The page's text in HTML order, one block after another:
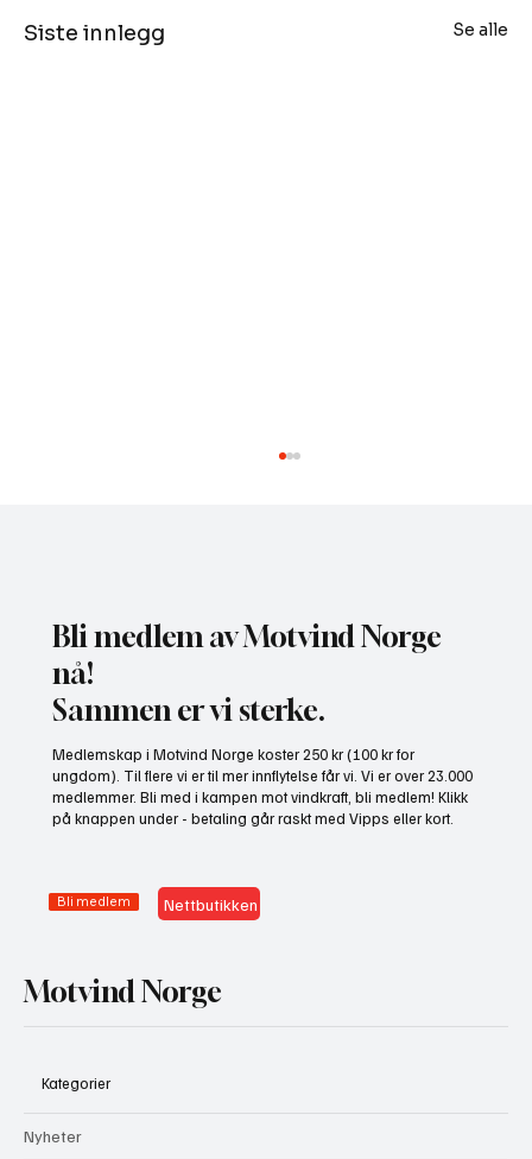
Siste innlegg Se alle
presse fram mer vindkraft
Bli medlem av Motvind Norge
nå!
Sammen er vi sterke.
Medlemskap i Motvind Norge koster 250 kr (100 kr for
ungdom). Til flere vi er til mer innflytelse får vi. Vi er over 23.000
medlemmer. Bli med i kampen mot vindkraft, bli medlem! Klikk
på knappen under - betaling går raskt med Vipps eller kort.
Bli medlem Nettbutikken
Motvind Norge
Kategorier
Nyheter